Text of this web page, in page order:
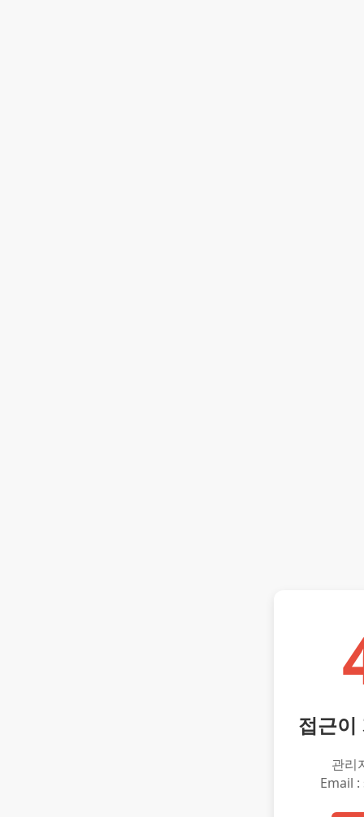
접근이
관리
Email